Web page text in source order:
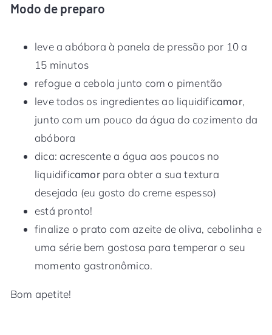
Modo de preparo
leve a abóbora à panela de pressão por 10 a
15 minutos
refogue a cebola junto com o pimentão
leve todos os ingredientes ao liquidificamor,
junto com um pouco da água do cozimento da
abóbora
dica: acrescente a água aos poucos no
liquidificamorpara obter a sua textura
desejada (eu gosto do creme espesso)
está pronto!
finalize o prato com azeite de oliva, cebolinha e
uma série bem gostosa para temperar o seu
momento gastronômico.
Bom apetite!